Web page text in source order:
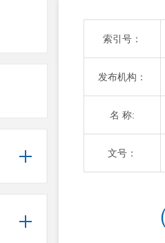
索引号：
发布机构：
名 称:
文号：